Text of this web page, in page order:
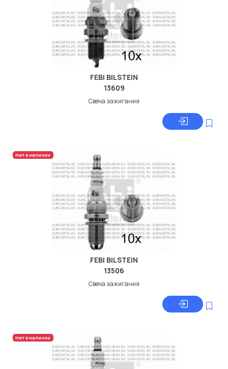
FEBI BILSTEIN
13609
Свеча зажигания
Нет в наличии
FEBI BILSTEIN
13506
Свеча зажигания
Нет в наличии